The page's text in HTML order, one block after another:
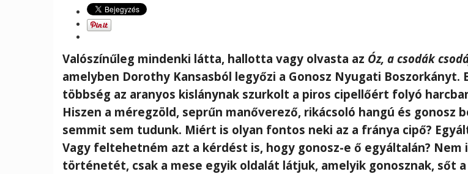
Valószínűleg mindenki látta, hallotta vagy olvasta az Óz, a csodák
amelyben Dorothy Kansasból legyőzi a Gonosz Nyugati Boszorkányt.
többség az aranyos kislánynak szurkolt a piros cipellőért folyó
Hiszen a méregzöld, seprűn manőverező, rikácsoló hangú és gonosz
semmit sem tudunk. Miért is olyan fontos neki az a fránya cipő?
Vagy feltehetném azt a kérdést is, hogy gonosz-e ő egyáltalán? Nem
történetét, csak a mese egyik oldalát látjuk, amelyik gonosznak, sőt